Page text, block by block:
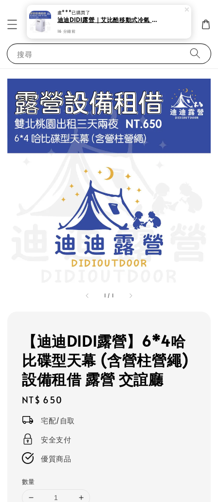
搜尋
1 / 1
【迪迪DIDI露營】6*4哈
比碟型天幕 (含營柱營繩)
設備租借 露營 交誼廳
Regular
NT$ 650
宅配/自取
安全支付
優質商品
數量
盧***已購買了
迪迪DIDI露營｜艾比酷移動式冷氣 露營 帳蓬出租 夏天必備 艾比酷移動式冷氣 低瓦數。
16 分鐘前